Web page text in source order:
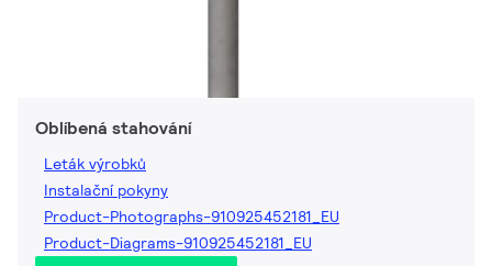
Oblíbená stahování
Leták výrobků
Instalační pokyny
Product-Photographs-910925452181_EU
Product-Diagrams-910925452181_EU